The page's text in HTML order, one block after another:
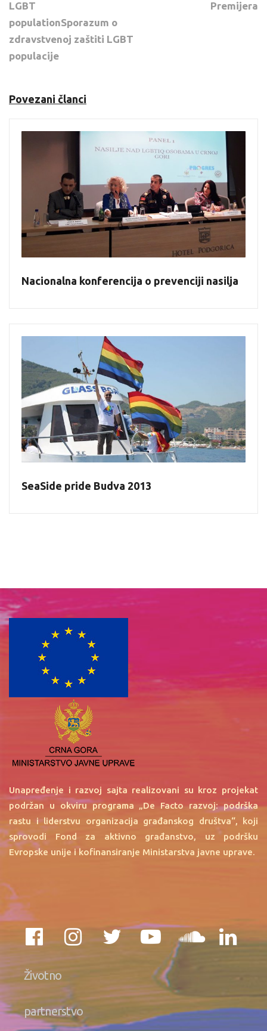
LGBT
populationSporazum o
zdravstvenoj zaštiti LGBT
populacije
Premijera
Povezani članci
Nacionalna konferencija o prevenciji nasilja
SeaSide pride Budva 2013
Unapređenje i razvoj sajta realizovani su kroz projekat
podržan u okviru programa „De Facto razvoj: podrška
rastu i liderstvu organizacija građanskog društva“, koji
sprovodi Fond za aktivno građanstvo, uz podršku
Evropske unije i kofinansiranje Ministarstva javne uprave.
Životno
partnerstvo